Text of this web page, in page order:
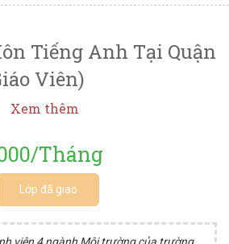
Tiếng Anh Tại Quận
Viên)
Xem thêm
Tháng
Lớp đã giao
viên 4 ngành Môi trường của trường